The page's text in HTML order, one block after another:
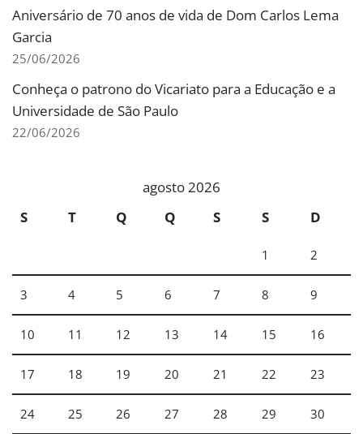
Aniversário de 70 anos de vida de Dom Carlos Lema
Garcia
25/06/2026
Conheça o patrono do Vicariato para a Educação e a
Universidade de São Paulo
22/06/2026
agosto 2026
S
T Q Q S S D
1 2
3 4 5 6 7 8 9
10 11 12 13 14 15 16
17 18 19 20 21 22 23
24 25 26 27 28 29 30